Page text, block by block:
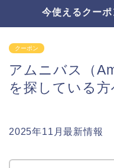
今使えるクー
クーポン
アムニバス（
を探している方
2025年11月最新情報